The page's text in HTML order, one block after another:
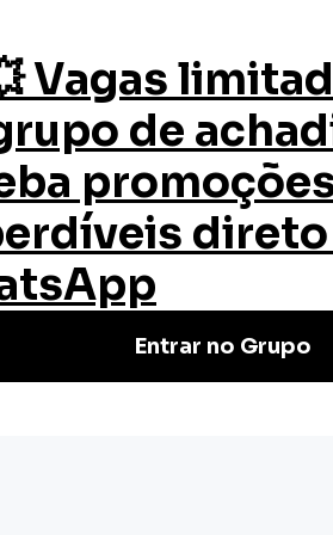
Quem Somos Certificado
| Certificado válido em
e de qualidade.